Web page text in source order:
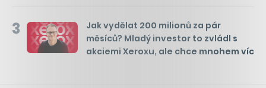
3
Jak vydělat 200 milionů za pár
měsíců? Mladý investor to zvládl s
akciemi Xeroxu, ale chce mnohem víc